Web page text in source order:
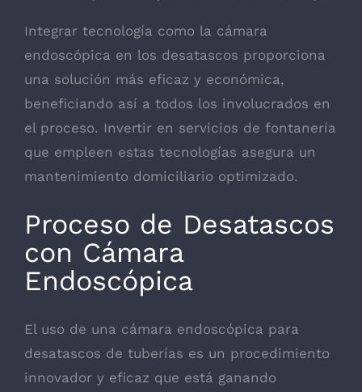
Integrar tecnología como la cámara
endoscópica en los desatascos proporciona
una solución más eficaz y económica,
beneficiando así a todos los involucrados en
el proceso. Invertir en servicios de fontanería
que empleen estas tecnologías asegura un
mantenimiento domiciliario optimizado.
Proceso de Desatascos
con Cámara
Endoscópica
El uso de una cámara endoscópica para
desatascos de tuberías es un procedimiento
innovador y eficaz que está ganando